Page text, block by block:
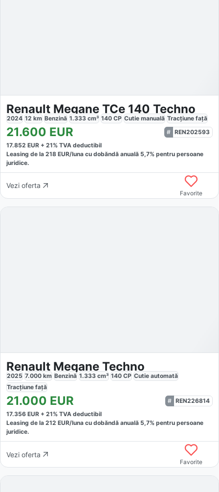
Renault Megane TCe 140 Techno
2024 12 km Benzină 1.333 cm³ 140 CP Cutie manuală Tracțiune față
21.600 EUR
REN202593
17.852 EUR + 21% TVA deductibil
Leasing de la 218 EUR/luna cu dobăndă anuală 5,7% pentru persoane
juridice.
Vezi oferta
Favorite
Renault Megane Techno
2025 7.000 km Benzină 1.333 cm³ 140 CP Cutie automată
Tracțiune față
21.000 EUR
REN226814
17.356 EUR + 21% TVA deductibil
Leasing de la 212 EUR/luna cu dobăndă anuală 5,7% pentru persoane
juridice.
Vezi oferta
Favorite